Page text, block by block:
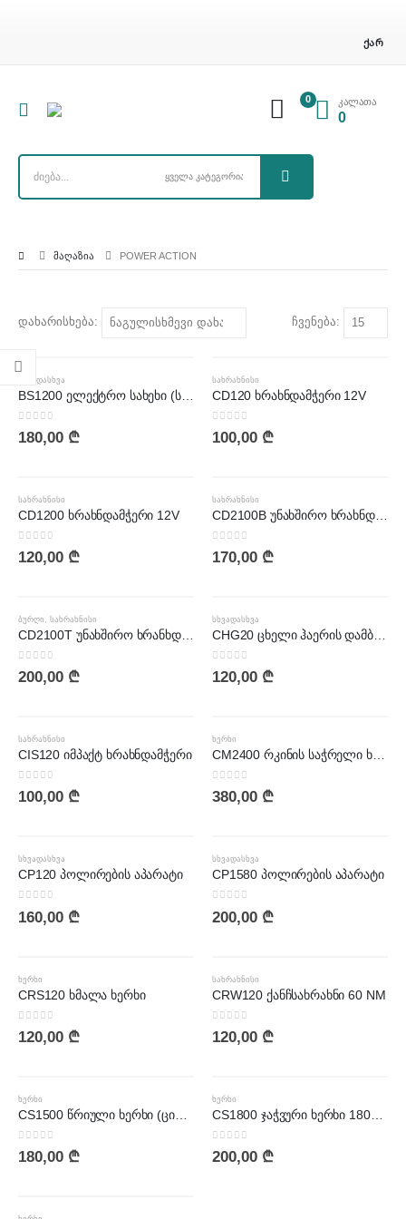
ᲥᲐᲠ
0 კალათა
0
ᲛᲐᲦᲐᲖᲘᲐ POWER ACTION
დახარისხება: ჩვენება:
ᲡᲮᲕᲐᲓᲐᲡᲮᲕᲐ
BS1200 ელექტრო სახეხი (საშკურკი)
0 out of 5
180,00 ₾
ᲡᲐᲮᲠᲐᲮᲜᲘᲡᲘ
CD120 ხრახნდამჭერი 12V
0 out of 5
100,00 ₾
ᲡᲐᲮᲠᲐᲮᲜᲘᲡᲘ
CD1200 ხრახნდამჭერი 12V
0 out of 5
120,00 ₾
ᲡᲐᲮᲠᲐᲮᲜᲘᲡᲘ
CD2100B უნახშირო ხრახნდამჭერი
0out of 5
170,00 ₾
ᲑᲣᲠᲦᲘ ᲡᲐᲮᲠᲐᲮᲜᲘᲡᲘ
CD2100T უნახშირო ხრანხდამჭერი
0out of 5
200,00 ₾
ᲡᲮᲕᲐᲓᲐᲡᲮᲕᲐ
CHG20 ცხელი ჰაერის დამბერი(ფენი)
0 out of 5
120,00 ₾
ᲡᲐᲮᲠᲐᲮᲜᲘᲡᲘ
CIS120 იმპაქტ ხრახნდამჭერი
0 out of 5
100,00 ₾
ᲮᲔᲠᲮᲘ
CM2400 რკინის საჭრელი ხერხი (ატრეზნოი)
0out of 5
380,00 ₾
ᲡᲮᲕᲐᲓᲐᲡᲮᲕᲐ
CP120 პოლირების აპარატი
0 out of 5
160,00 ₾
ᲡᲮᲕᲐᲓᲐᲡᲮᲕᲐ
CP1580 პოლირების აპარატი
0out of 5
200,00 ₾
ᲮᲔᲠᲮᲘ
CRS120 ხმალა ხერხი
0 out of 5
120,00 ₾
ᲡᲐᲮᲠᲐᲮᲜᲘᲡᲘ
CRW120 ქანჩსახრახნი 60 NM
0 out of 5
120,00 ₾
ᲮᲔᲠᲮᲘ
CS1500 წრიული ხერხი (ცირკული) 185მმ
0 out of 5
180,00 ₾
ᲮᲔᲠᲮᲘ
CS1800 ჯაჭვური ხერხი 1800W
0out of 5
200,00 ₾